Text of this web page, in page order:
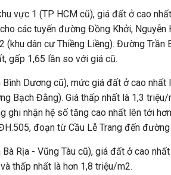
vực 1 (TP HCM cũ), giá đất ở cao
các tuyến đường Đồng Khởi, Nguyễn
(khu dân cư Thiềng Liềng). Đường Trần
gấp 1,65 lần so với giá cũ.
Bình Dương cũ), mức giá đất ở cao
Bạch Đằng). Giá thấp nhất là 1,3
ghi nhận hệ số tăng cao nhất lên tới
đoạn từ Cầu Lễ Trang đến
Rịa - Vũng Tàu cũ), giá đất ở cao
thấp nhất là hơn 1,8 triệu/m2.